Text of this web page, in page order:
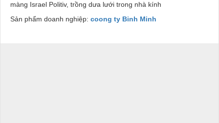
màng Israel Politiv, trồng dưa lưới trong nhà kính
Sản phẩm doanh nghiệp: coong ty Binh Minh